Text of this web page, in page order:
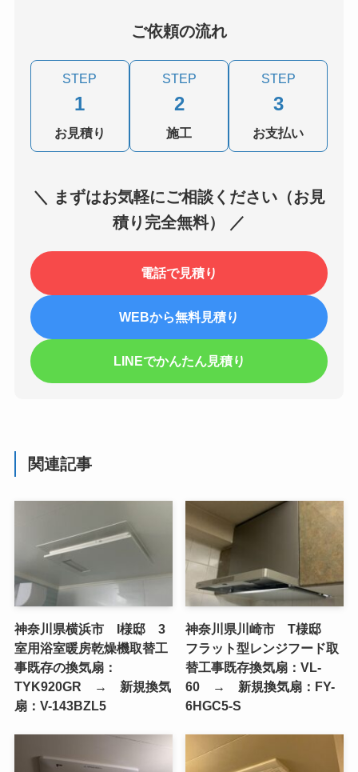
ご依頼の流れ
STEP
1
お見積り
STEP
2
施工
STEP
3
お支払い
＼ まずはお気軽にご相談ください（お見
積り完全無料） ／
電話で見積り
WEBから無料見積り
LINEでかんたん見積り
関連記事
神奈川県横浜市 I様邸 3
室用浴室暖房乾燥機取替工
事既存の換気扇：
TYK920GR → 新規換気
扇：V-143BZL5
神奈川県川崎市 T様邸
フラット型レンジフード取
替工事既存換気扇：VL-
60 → 新規換気扇：FY-
6HGC5-S